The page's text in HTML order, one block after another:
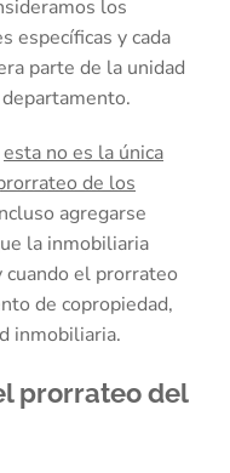
los
específicas y cada
parte de la unidad
esta no es la única
de los
agregarse
la inmobiliaria
el prorrateo
de copropiedad,
inmobiliaria.
prorrateo del